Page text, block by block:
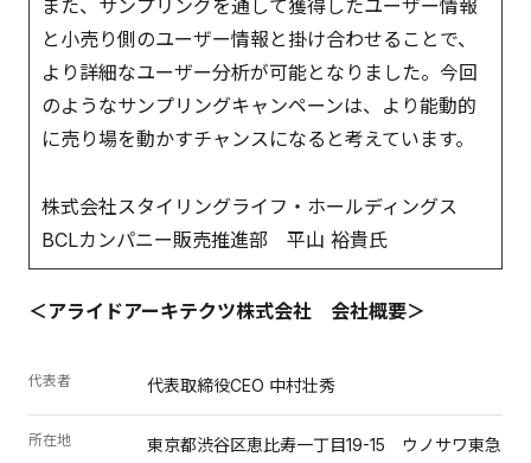
また、サンプリングを通して獲得したユーザー情報
と小売り側のユーザー情報と掛け合わせることで、
より詳細なユーザー分析が可能となりました。今回
のようなサンプリングキャンペーンは、より能動的
に売り場を動かすチャンスになると考えています。
株式会社スタイリングライフ・ホールディングス
BCLカンパニー販売推進部 平山 裕貴氏
＜アライドアーキテクツ株式会社 会社概要＞
代表者 代表取締役CEO 中村壮秀
所在地
東京都渋谷区恵比寿一丁目19-15 ウノサワ東急